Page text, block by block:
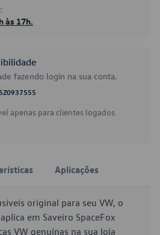
às 17h.
fazendo login na sua conta.
5Z0937555
apenas para clientes logados.
Aplicações
original para seu VW, o
em Saveiro SpaceFox
VW genuínas na sua loja